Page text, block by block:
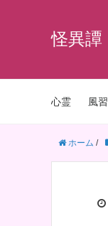
怪異譚
心霊 風習
ホーム /